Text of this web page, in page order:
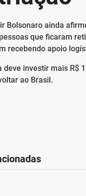
Bolsonaro ainda
que ficaram
recebendo apoio
deve investir mais R$
ao Brasil.